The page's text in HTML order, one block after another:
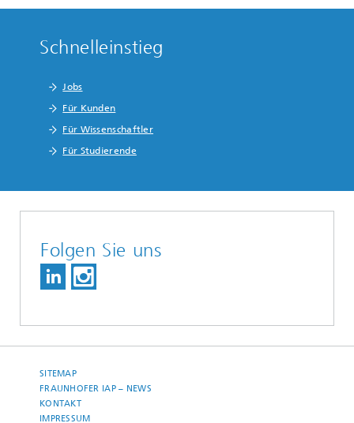
Schnelleinstieg
Jobs
Für Kunden
Für Wissenschaftler
Für Studierende
Folgen Sie uns
SITEMAP
FRAUNHOFER IAP – NEWS
KONTAKT
IMPRESSUM